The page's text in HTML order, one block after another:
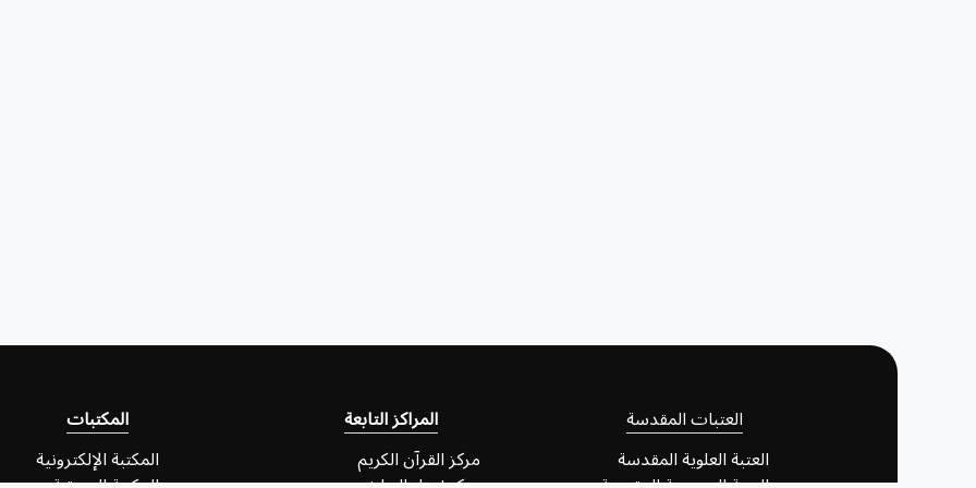
العتبات المقدسة
العتبة العلوية المقدسة
المراكز التابعة
مركز القرآن الكريم
المكتبات
المكتبة الإلكترونية